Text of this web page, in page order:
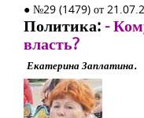
● №29 (1479) от
Политика:-
власть?
Екатерина Заплатина.